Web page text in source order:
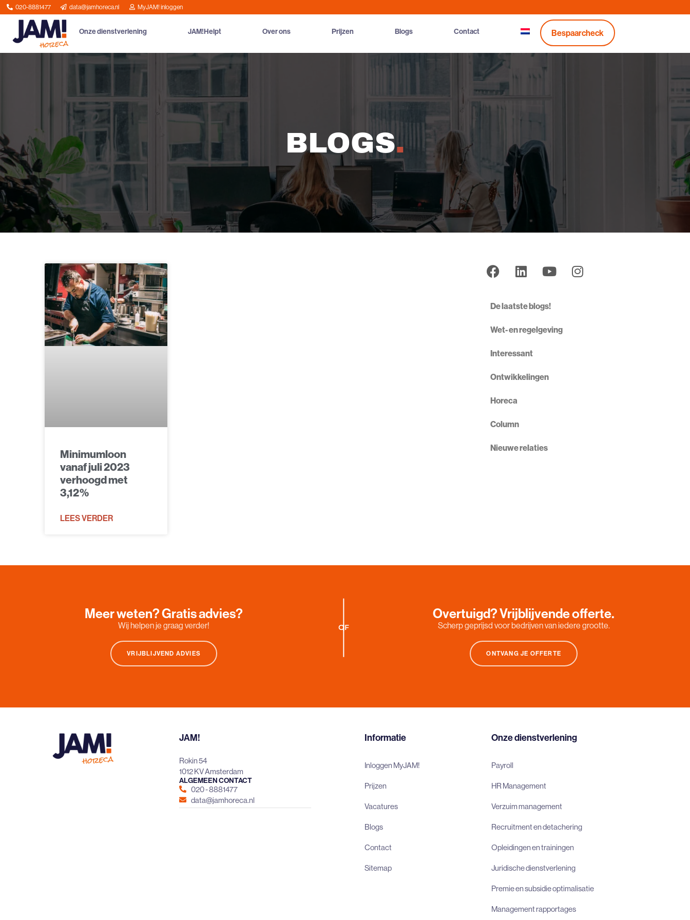
020-8881477 data@jamhoreca.nl MyJAM! inloggen
Onze dienstverlening JAM!Helpt Over ons Prijzen Blogs Contact Bespaarcheck
BLOGS.
Minimumloon
vanaf juli 2023
verhoogd met
3,12%
LEES VERDER
De laatste blogs!
Wet- en regelgeving
Interessant
Ontwikkelingen
Horeca
Column
Nieuwe relaties
Meer weten? Gratis advies?
Wij helpen je graag verder!
VRIJBLIJVEND ADVIES
OF
Overtuigd? Vrijblijvende offerte.
Scherp geprijsd voor bedrijven van iedere grootte.
ONTVANG JE OFFERTE
JAM!
Rokin 54
1012 KV Amsterdam
ALGEMEEN CONTACT
020 - 8881477
data@jamhoreca.nl
Informatie
Inloggen MyJAM!
Prijzen
Vacatures
Blogs
Contact
Sitemap
Onze dienstverlening
Payroll
HR Management
Verzuim management
Recruitment en detachering
Opleidingen en trainingen
Juridische dienstverlening
Premie en subsidie optimalisatie
Management rapportages